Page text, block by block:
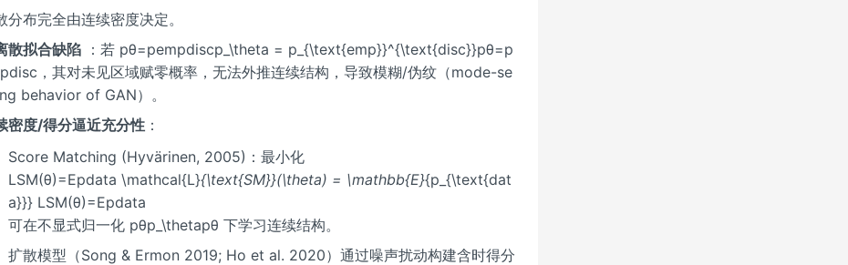
分布完全由连续密度决定。
散拟合缺陷 ：若 pθ=pempdiscp_\theta = p_{\text{emp}}^{\text{disc}}pθ=p
，其对未见区域赋零概率，无法外推连续结构，导致模糊/伪纹（mode-se
behavior of GAN）。
密度/得分逼近充分性 ：
Score Matching (Hyvärinen, 2005)：最小化
LSM(θ)=Epdata \mathcal{L}{\text{SM}}(\theta) = \mathbb{E}{p_{\text{dat
a}}} LSM(θ)=Epdata
可在不显式归一化 pθp_\thetapθ 下学习连续结构。
扩散模型（Song & Ermon 2019; Ho et al. 2020）通过噪声扰动构建含时得分